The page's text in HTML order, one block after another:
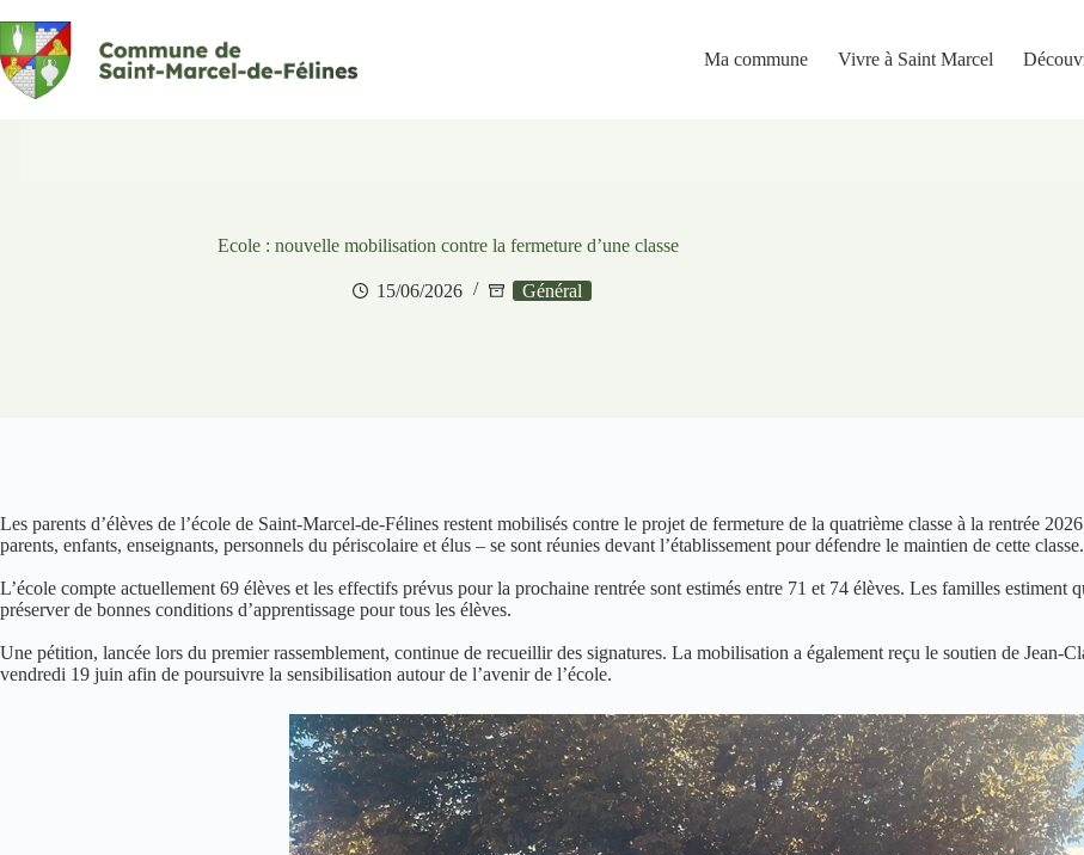
au
contenu
Ma commune Vivre à Saint Marcel
Ecole : nouvelle mobilisation contre la fermeture d’une classe
15/06/2026 Général
Les parents d’élèves de l’école de Saint-Marcel-de-Félines restent mobilisés contre le projet de fermeture de la quatrième classe à la rentrée
parents, enfants, enseignants, personnels du périscolaire et élus – se sont réunies devant l’établissement pour défendre le maintien de cette classe.
L’école compte actuellement 69 élèves et les effectifs prévus pour la prochaine rentrée sont estimés entre 71 et 74 élèves. Les familles estiment
préserver de bonnes conditions d’apprentissage pour tous les élèves.
Une pétition, lancée lors du premier rassemblement, continue de recueillir des signatures. La mobilisation a également reçu le soutien de Jean-
vendredi 19 juin afin de poursuivre la sensibilisation autour de l’avenir de l’école.